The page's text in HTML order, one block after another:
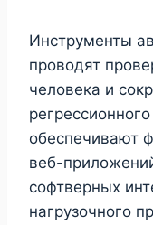
Инструменты
проводят
человека и
обеспечивают
веб-
софтверных
нагрузочного